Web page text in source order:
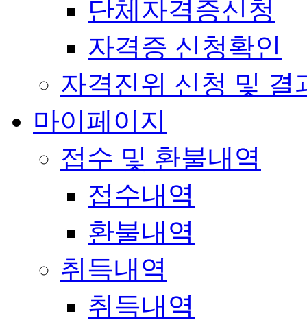
단체자격증신청
자격증 신청확인
자격진위 신청 및 결
마이페이지
접수 및 환불내역
접수내역
환불내역
취득내역
취득내역